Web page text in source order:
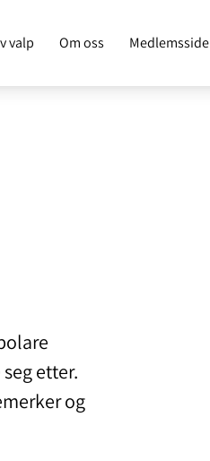
valp Om oss Medlemsside
etter.
og